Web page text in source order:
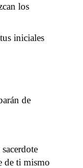
los
iniciales
de
de ti mismo